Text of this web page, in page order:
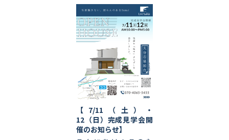
【7/11（土）・
12（日）完成見学会開
催のお知らせ】